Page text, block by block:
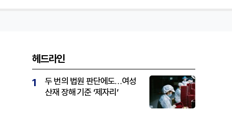
헤드라인
1
두 번의 법원 판단에도…여성
산재 장해 기준 ‘제자리’